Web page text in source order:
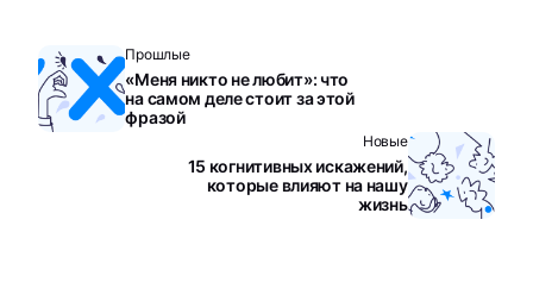
Прошлые
«Меня никто не любит»: что
на самом деле стоит за этой
фразой
Новые
15 когнитивных искажений,
которые влияют на нашу
жизнь